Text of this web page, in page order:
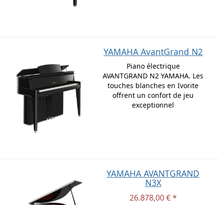
YAMAHA AvantGrand N2
Piano électrique
AVANTGRAND N2 YAMAHA. Les
touches blanches en Ivorite
offrent un confort de jeu
exceptionnel
YAMAHA AVANTGRAND
N3X
26.878,00 € *